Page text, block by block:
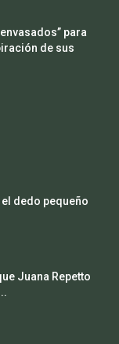
para
de sus
dedo pequeño
Juana Repetto